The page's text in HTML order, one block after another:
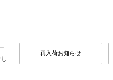
再入荷お知らせ